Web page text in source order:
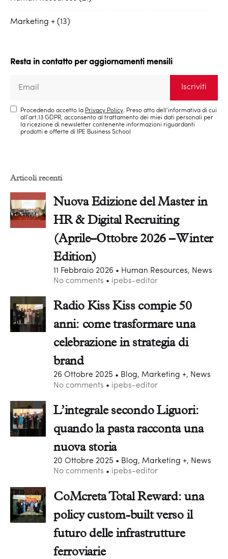
Marketing + 13
Resta in contatto per aggiornamenti mensili
Procedendo accetto la Privacy Policy. Preso atto dell'informativa di cui
all'art.13 GDPR, acconsento al trattamento dei miei dati personali per
la ricezione di newsletter contenente informazioni riguardanti
prodotti e offerte di IPE Business School
Articoli recenti
Nuova Edizione del Master in
HR & Digital Recruiting
(Aprile–Ottobre 2026 – Winter
Edition)
11 Febbraio 2026
Human Resources, News
No comments
ipebs-editor
Radio Kiss Kiss compie 50
anni: come trasformare una
celebrazione in strategia di
brand
26 Ottobre 2025
Blog, Marketing +, News
No comments
ipebs-editor
L’integrale secondo Liguori:
quando la pasta racconta una
nuova storia
20 Ottobre 2025
Blog, Marketing +, News
No comments
ipebs-editor
CoMcreta Total Reward: una
policy custom-built verso il
futuro delle infrastrutture
ferroviarie